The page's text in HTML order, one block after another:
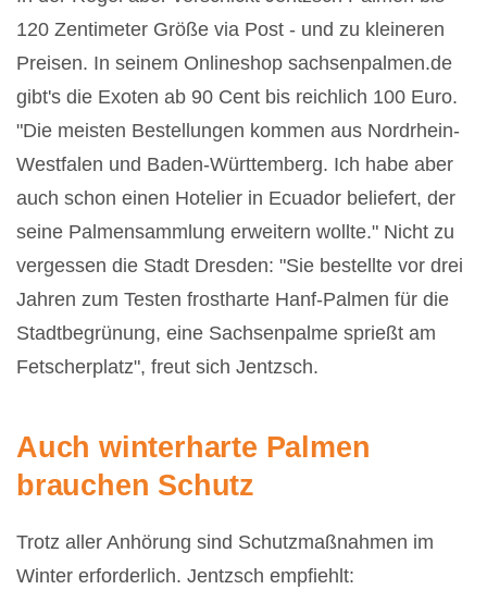
120 Zentimeter Größe via Post - und zu kleineren
Preisen. In seinem Onlineshop sachsenpalmen.de
gibt's die Exoten ab 90 Cent bis reichlich 100 Euro.
"Die meisten Bestellungen kommen aus Nordrhein-
Westfalen und Baden-Württemberg. Ich habe aber
auch schon einen Hotelier in Ecuador beliefert, der
seine Palmensammlung erweitern wollte." Nicht zu
vergessen die Stadt Dresden: "Sie bestellte vor drei
Jahren zum Testen frostharte Hanf-Palmen für die
Stadtbegrünung, eine Sachsenpalme sprießt am
Fetscherplatz", freut sich Jentzsch.
Auch winterharte Palmen
brauchen Schutz
Trotz aller Anhörung sind Schutzmaßnahmen im
Winter erforderlich. Jentzsch empfiehlt: